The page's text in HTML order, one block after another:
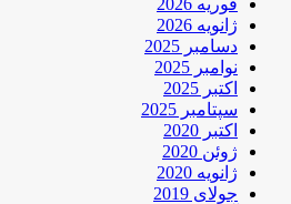
فوریه 2026
ژانویه 2026
دسامبر 2025
نوامبر 2025
اکتبر 2025
سپتامبر 2025
اکتبر 2020
ژوئن 2020
ژانویه 2020
جولای 2019